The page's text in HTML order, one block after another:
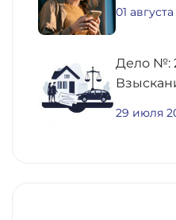
01
Дело №:
29 июля